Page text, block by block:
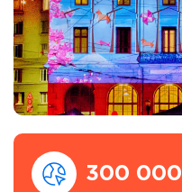
300 000